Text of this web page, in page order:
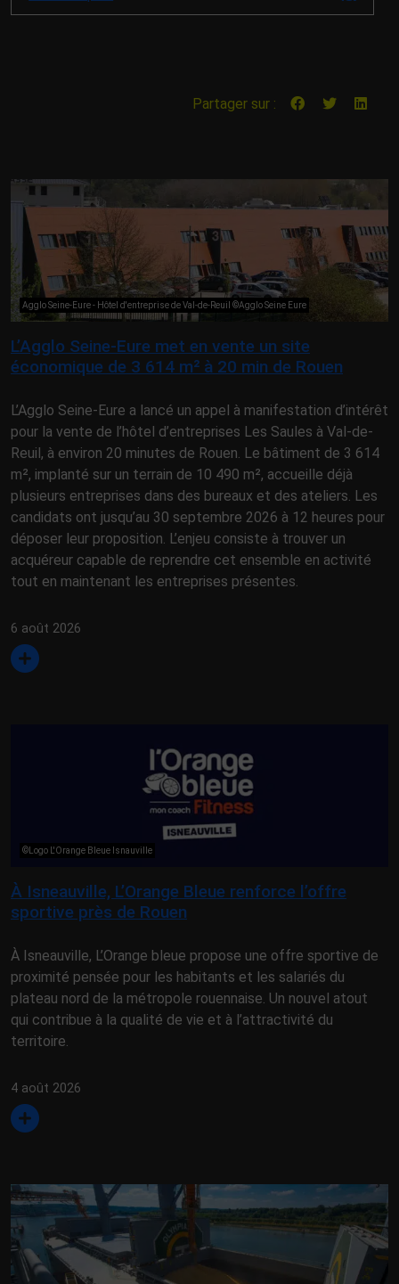
Partager sur :
Agglo Seine-Eure - Hôtel d'entreprise de Val-de-Reuil ©Agglo Seine Eure
L’Agglo Seine-Eure met en vente un site
économique de 3 614 m² à 20 min de Rouen
L’Agglo Seine-Eure a lancé un appel à manifestation d’intérêt
pour la vente de l’hôtel d’entreprises Les Saules à Val-de-
Reuil, à environ 20 minutes de Rouen. Le bâtiment de 3 614
m², implanté sur un terrain de 10 490 m², accueille déjà
plusieurs entreprises dans des bureaux et des ateliers. Les
candidats ont jusqu’au 30 septembre 2026 à 12 heures pour
déposer leur proposition. L’enjeu consiste à trouver un
acquéreur capable de reprendre cet ensemble en activité
tout en maintenant les entreprises présentes.
6 août 2026
©Logo L'Orange Bleue Isnauville
À Isneauville, L’Orange Bleue renforce l’offre
sportive près de Rouen
À Isneauville, L’Orange bleue propose une offre sportive de
proximité pensée pour les habitants et les salariés du
plateau nord de la métropole rouennaise. Un nouvel atout
qui contribue à la qualité de vie et à l’attractivité du
territoire.
4 août 2026